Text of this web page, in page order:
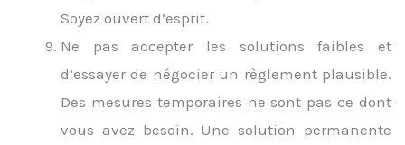
Soyez ouvert d’esprit.
Ne pas accepter les solutions faibles et
d’essayer de négocier un règlement plausible.
Des mesures temporaires ne sont pas ce dont
vous avez besoin. Une solution permanente